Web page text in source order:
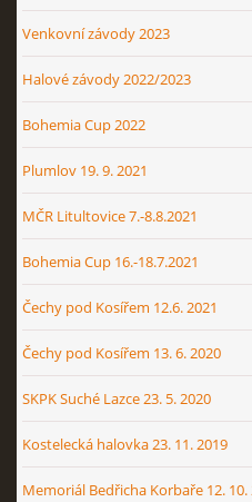
Venkovní závody 2023
Halové závody 2022/2023
Bohemia Cup 2022
Plumlov 19. 9. 2021
MČR Litultovice 7.-8.8.2021
Bohemia Cup 16.-18.7.2021
Čechy pod Kosířem 12.6. 2021
Čechy pod Kosířem 13. 6. 2020
SKPK Suché Lazce 23. 5. 2020
Kostelecká halovka 23. 11. 2019
Memoriál Bedřicha Korbaře 12. 10.